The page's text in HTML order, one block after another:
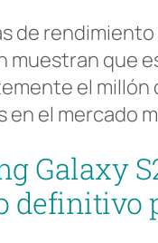
de
muestran que
el
en el mercado
Galaxy
definitivo